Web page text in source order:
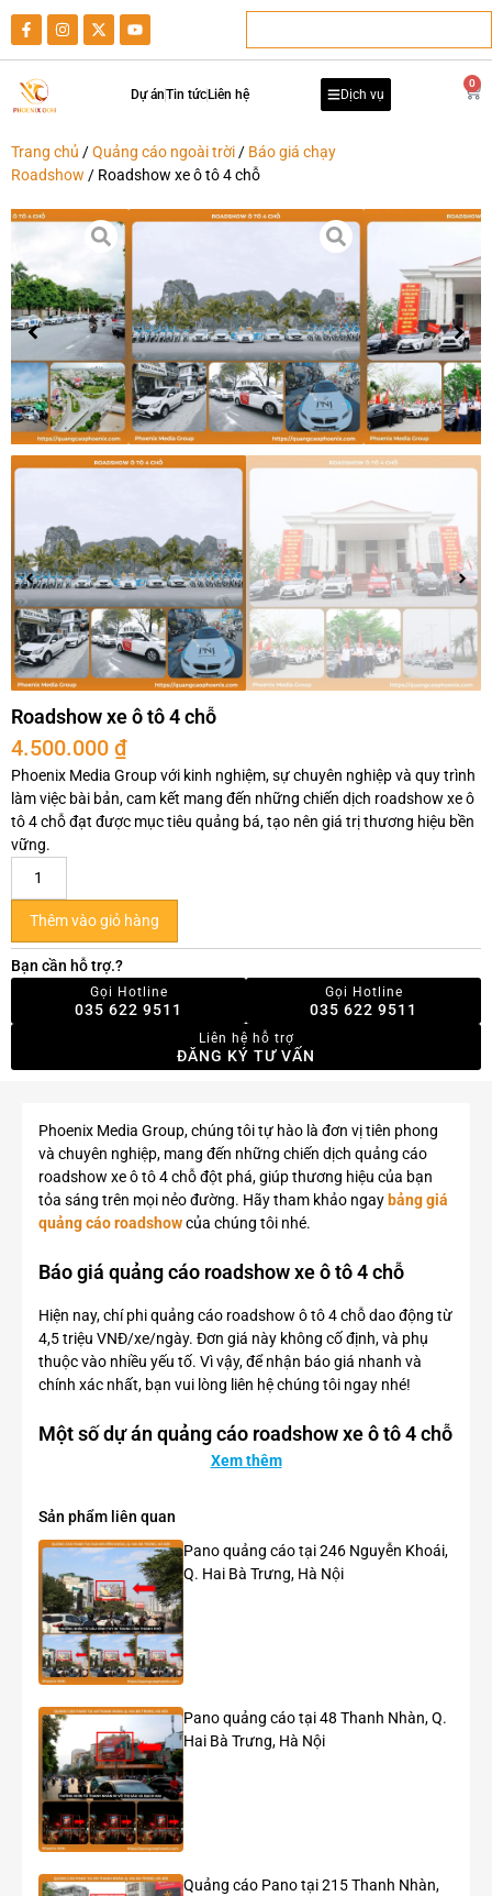
Dự ánTin tức Liên hệ Dịch vụ
0
Trang chủ /Quảng cáo ngoài trời / Báo giá chạy
Roadshow / Roadshow xe ô tô 4 chỗ
Roadshow xe ô tô 4 chỗ
4.500.000 ₫
Phoenix Media Group với kinh nghiệm, sự chuyên nghiệp và quy trình
làm việc bài bản, cam kết mang đến những chiến dịch roadshow xe ô
tô 4 chỗ đạt được mục tiêu quảng bá, tạo nên giá trị thương hiệu bền
vững.
Thêm vào giỏ hàng
Bạn cần hỗ trợ.?
Gọi Hotline
035 622 9511
Gọi Hotline
035 622 9511
Liên hệ hỗ trợ
ĐĂNG KÝ TƯ VẤN
Phoenix Media Group, chúng tôi tự hào là đơn vị tiên phong
và chuyên nghiệp, mang đến những chiến dịch quảng cáo
roadshow xe ô tô 4 chỗ đột phá, giúp thương hiệu của bạn
tỏa sáng trên mọi nẻo đường. Hãy tham khảo ngay bảng giá
quảng cáo roadshowcủa chúng tôi nhé.
Báo giá quảng cáo roadshow xe ô tô 4 chỗ
Hiện nay, chí phi quảng cáo roadshow ô tô 4 chỗ dao động từ
4,5 triệu VNĐ/xe/ngày. Đơn giá này không cố định, và phụ
thuộc vào nhiều yếu tố. Vì vậy, để nhận báo giá nhanh và
chính xác nhất, bạn vui lòng liên hệ chúng tôi ngay nhé!
Một số dự án quảng cáo roadshow xe ô tô 4 chỗ
Xem thêm
Sản phẩm liên quan
Pano quảng cáo tại 246 Nguyễn Khoái,
Q. Hai Bà Trưng, Hà Nội
Pano quảng cáo tại 48 Thanh Nhàn, Q.
Hai Bà Trưng, Hà Nội
Quảng cáo Pano tại 215 Thanh Nhàn,